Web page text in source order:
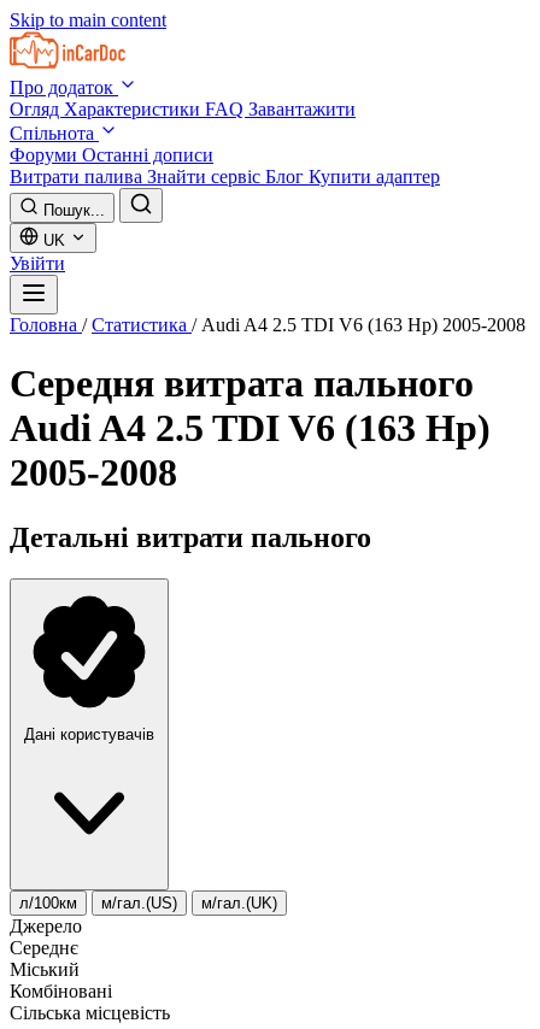
Skip to main content
Про додаток
Огляд Характеристики FAQ Завантажити
Спільнота
Форуми Останні дописи
Витрати палива Знайти сервіс Блог Купити адаптер
Пошук...
UK
Увійти
Головна / Статистика / Audi A4 2.5 TDI V6 (163 Hp) 2005-2008
Середня витрата пального
Audi A4 2.5 TDI V6 (163 Hp)
2005-2008
Детальні витрати пального
Дані користувачів
л/100км м/гал.(US) м/гал.(UK)
Джерело
Середнє
Міський
Комбіновані
Сільська місцевість